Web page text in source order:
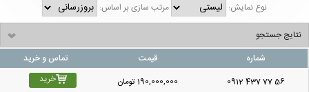
نوع نمایش:
مرتب سازی بر اساس:
نتایج جستجو
شماره
قیمت
تماس و خرید
0912 437 77 56
190,000,000تومان خرید